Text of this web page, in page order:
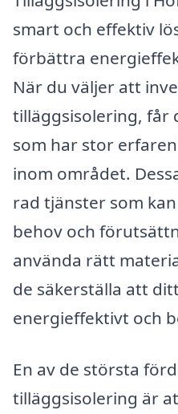
smart och effektiv
förbättra
När du väljer att
tilläggsisolering, får
som har stor
inom området.
rad tjänster som
behov och
använda rätt
de säkerställa att
energieffektivt och
En av de största
tilläggsisolering är